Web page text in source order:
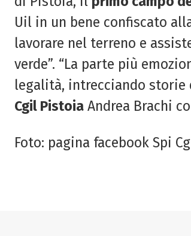
Uil in un bene confiscato
lavorare nel terreno e
verde”. “La parte più
legalità, intrecciando storie
Cgil Pistoia Andrea Brachi
Foto: pagina facebook Spi